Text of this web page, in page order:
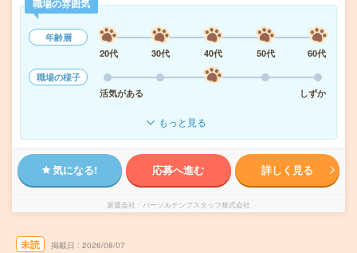
職場の雰囲気
年齢層
20代
30代 40代 50代
60代
職場の様子
活気がある
しずか
もっと見る
気になる! 応募へ進む 詳しく見る
派遣会社 パーソルテンプスタッフ株式会社
未読 掲載日 2026/08/07